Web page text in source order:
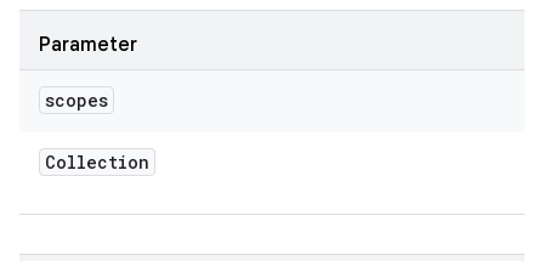
Parameter
scopes
Collection